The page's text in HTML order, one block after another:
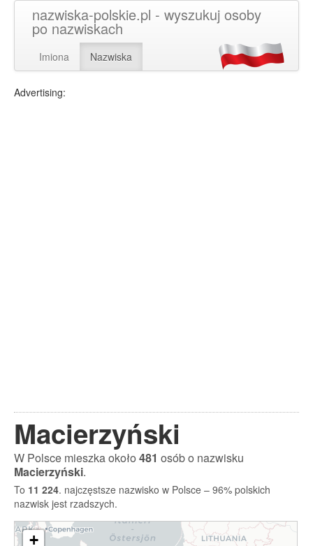
nazwiska-polskie.pl - wyszukuj osoby
po nazwiskach
Imiona Nazwiska
Advertising:
Macierzyński
W Polsce mieszka około481 osób o nazwisku
Macierzyński.
To 11 224. najczęstsze nazwisko w Polsce – 96% polskich
nazwisk jest rzadszych.
+